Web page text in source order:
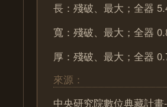
長：殘破、最大；全器
寬：殘破、最大；全器
厚：殘破、最大；全器
來源：
中央研究院數位典藏計